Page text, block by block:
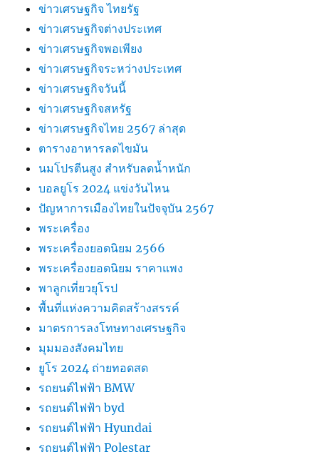
ข่าวเศรษฐกิจ ไทยรัฐ
ข่าวเศรษฐกิจต่างประเทศ
ข่าวเศรษฐกิจพอเพียง
ข่าวเศรษฐกิจระหว่างประเทศ
ข่าวเศรษฐกิจวันนี้
ข่าวเศรษฐกิจสหรัฐ
ข่าวเศรษฐกิจไทย 2567 ล่าสุด
ตารางอาหารลดไขมัน
นมโปรตีนสูง สำหรับลดน้ำหนัก
บอลยูโร 2024 แข่งวันไหน
ปัญหาการเมืองไทยในปัจจุบัน 2567
พระเครื่อง
พระเครื่องยอดนิยม 2566
พระเครื่องยอดนิยม ราคาแพง
พาลูกเที่ยวยุโรป
พื้นที่แห่งความคิดสร้างสรรค์
มาตรการลงโทษทางเศรษฐกิจ
มุมมองสังคมไทย
ยูโร 2024 ถ่ายทอดสด
รถยนต์ไฟฟ้า BMW
รถยนต์ไฟฟ้า byd
รถยนต์ไฟฟ้า Hyundai
รถยนต์ไฟฟ้า Polestar